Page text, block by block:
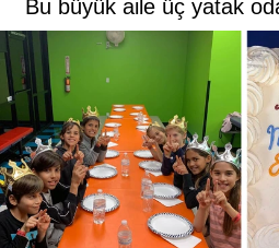
Bu büyük aile üç yatak